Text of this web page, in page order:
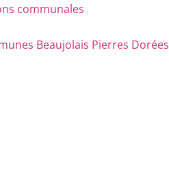
communales
Beaujolais Pierres Dorées